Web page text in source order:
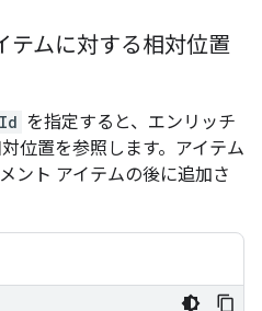
テムに対する相対位置
を指定すると、エンリッチ
位置を参照します。アイテム
ント アイテムの後に追加さ